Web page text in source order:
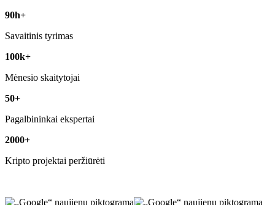
90h+
Savaitinis tyrimas
100k+
Mėnesio skaitytojai
50+
Pagalbininkai ekspertai
2000+
Kripto projektai peržiūrėti